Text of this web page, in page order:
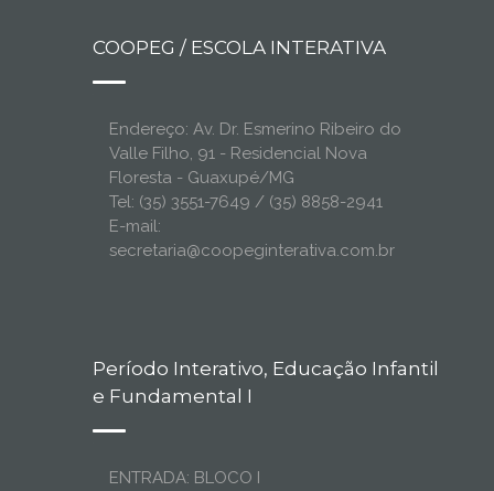
COOPEG / ESCOLA INTERATIVA
Endereço: Av. Dr. Esmerino Ribeiro do
Valle Filho, 91 - Residencial Nova
Floresta - Guaxupé/MG
Tel: (35) 3551-7649 / (35) 8858-2941
E-mail:
secretaria@coopeginterativa.com.br
Período Interativo, Educação Infantil
e Fundamental I
ENTRADA: BLOCO I